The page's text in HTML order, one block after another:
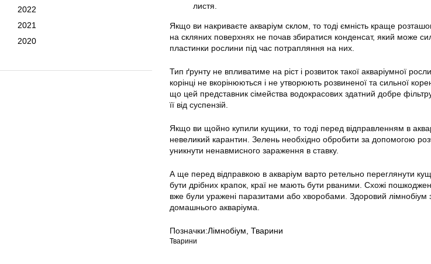
2022
2021
2020
листя.
Якщо ви накриваєте акваріум склом, то тоді ємність краще
на скляних поверхнях не почав збиратися конденсат, який може
пластинки рослини під час потрапляння на них.
Тип ґрунту не впливатиме на ріст і розвиток такої акваріумної
корінці не вкорінюються і не утворюють розвиненої та сильної
що цей представник сімейства водокрасових здатний добре
її від суспензій.
Якщо ви щойно купили кущики, то тоді перед відправленням в
невеликий карантин. Зелень необхідно обробити за допомогою
уникнути ненавмисного зараження в ставку.
А ще перед відправкою в акваріум варто ретельно переглянути
бути дрібних крапок, краї не мають бути рваними. Схожі
вже були уражені паразитами або хворобами. Здоровий лімнобіум
домашнього акваріума.
Позначки:Лімнобіум Тварини
Тварини